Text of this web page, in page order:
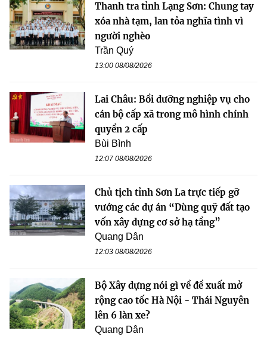
Thanh tra tỉnh Lạng Sơn: Chung tay
xóa nhà tạm, lan tỏa nghĩa tình vì
người nghèo
Trần Quý
13:00 08/08/2026
Lai Châu: Bồi dưỡng nghiệp vụ cho
cán bộ cấp xã trong mô hình chính
quyền 2 cấp
Bùi Bình
12:07 08/08/2026
Chủ tịch tỉnh Sơn La trực tiếp gỡ
vướng các dự án “Dùng quỹ đất tạo
vốn xây dựng cơ sở hạ tầng”
Quang Dân
12:03 08/08/2026
Bộ Xây dựng nói gì về đề xuất mở
rộng cao tốc Hà Nội - Thái Nguyên
lên 6 làn xe?
Quang Dân